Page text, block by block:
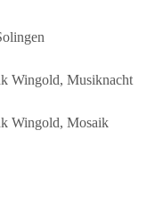
Wingold, Musiknacht
Wingold, Mosaik